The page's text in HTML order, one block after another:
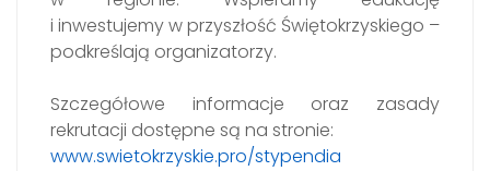
i inwestujemy w przyszłość Świętokrzyskiego –
podkreślają organizatorzy.
Szczegółowe informacje oraz zasady
rekrutacji dostępne są na stronie:
www.swietokrzyskie.pro/stypendia